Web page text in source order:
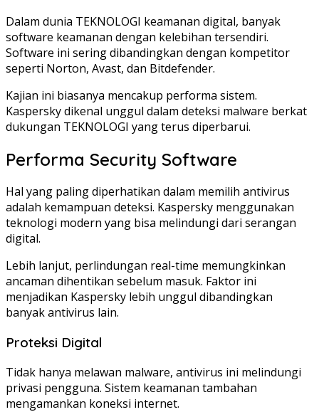
Dalam dunia TEKNOLOGI keamanan digital, banyak
software keamanan dengan kelebihan tersendiri.
Software ini sering dibandingkan dengan kompetitor
seperti Norton, Avast, dan Bitdefender.
Kajian ini biasanya mencakup performa sistem.
Kaspersky dikenal unggul dalam deteksi malware berkat
dukungan TEKNOLOGI yang terus diperbarui.
Performa Security Software
Hal yang paling diperhatikan dalam memilih antivirus
adalah kemampuan deteksi. Kaspersky menggunakan
teknologi modern yang bisa melindungi dari serangan
digital.
Lebih lanjut, perlindungan real-time memungkinkan
ancaman dihentikan sebelum masuk. Faktor ini
menjadikan Kaspersky lebih unggul dibandingkan
banyak antivirus lain.
Proteksi Digital
Tidak hanya melawan malware, antivirus ini melindungi
privasi pengguna. Sistem keamanan tambahan
mengamankan koneksi internet.